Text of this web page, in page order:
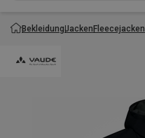
BekleidungJackenFleecejacken